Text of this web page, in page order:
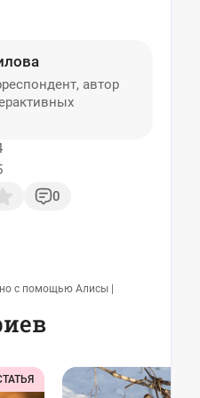
автор
0
с помощью Алисы |